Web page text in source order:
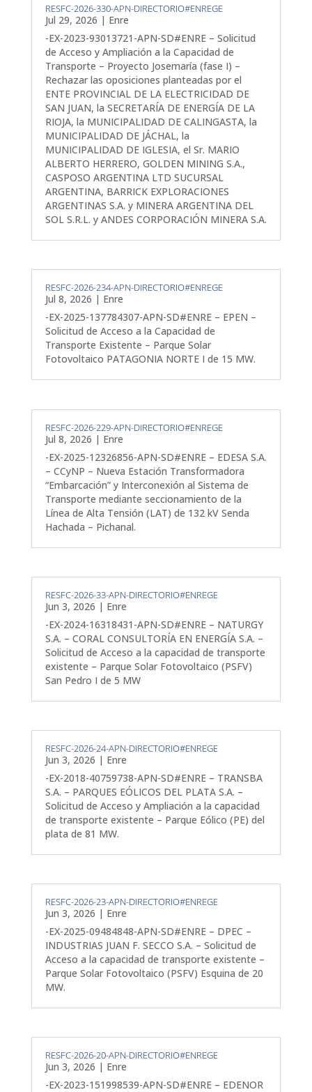
RESFC-2026-330-APN-DIRECTORIO#ENREGE
Jul 29, 2026 | Enre
-EX-2023-93013721-APN-SD#ENRE – Solicitud
de Acceso y Ampliación a la Capacidad de
Transporte – Proyecto Josemaría (fase I) –
Rechazar las oposiciones planteadas por el
ENTE PROVINCIAL DE LA ELECTRICIDAD DE
SAN JUAN, la SECRETARÍA DE ENERGÍA DE LA
RIOJA, la MUNICIPALIDAD DE CALINGASTA, la
MUNICIPALIDAD DE JÁCHAL, la
MUNICIPALIDAD DE IGLESIA, el Sr. MARIO
ALBERTO HERRERO, GOLDEN MINING S.A.,
CASPOSO ARGENTINA LTD SUCURSAL
ARGENTINA, BARRICK EXPLORACIONES
ARGENTINAS S.A. y MINERA ARGENTINA DEL
SOL S.R.L. y ANDES CORPORACIÓN MINERA S.A.
RESFC-2026-234-APN-DIRECTORIO#ENREGE
Jul 8, 2026 | Enre
-EX-2025-137784307-APN-SD#ENRE – EPEN –
Solicitud de Acceso a la Capacidad de
Transporte Existente – Parque Solar
Fotovoltaico PATAGONIA NORTE I de 15 MW.
RESFC-2026-229-APN-DIRECTORIO#ENREGE
Jul 8, 2026 | Enre
-EX-2025-12326856-APN-SD#ENRE – EDESA S.A.
– CCyNP – Nueva Estación Transformadora
“Embarcación” y Interconexión al Sistema de
Transporte mediante seccionamiento de la
Línea de Alta Tensión (LAT) de 132 kV Senda
Hachada – Pichanal.
RESFC-2026-33-APN-DIRECTORIO#ENREGE
Jun 3, 2026 | Enre
-EX-2024-16318431-APN-SD#ENRE – NATURGY
S.A. – CORAL CONSULTORÍA EN ENERGÍA S.A. –
Solicitud de Acceso a la capacidad de transporte
existente – Parque Solar Fotovoltaico (PSFV)
San Pedro I de 5 MW
RESFC-2026-24-APN-DIRECTORIO#ENREGE
Jun 3, 2026 | Enre
-EX-2018-40759738-APN-SD#ENRE – TRANSBA
S.A. – PARQUES EÓLICOS DEL PLATA S.A. –
Solicitud de Acceso y Ampliación a la capacidad
de transporte existente – Parque Eólico (PE) del
plata de 81 MW.
RESFC-2026-23-APN-DIRECTORIO#ENREGE
Jun 3, 2026 | Enre
-EX-2025-09484848-APN-SD#ENRE – DPEC –
INDUSTRIAS JUAN F. SECCO S.A. – Solicitud de
Acceso a la capacidad de transporte existente –
Parque Solar Fotovoltaico (PSFV) Esquina de 20
MW.
RESFC-2026-20-APN-DIRECTORIO#ENREGE
Jun 3, 2026 | Enre
-EX-2023-151998539-APN-SD#ENRE – EDENOR